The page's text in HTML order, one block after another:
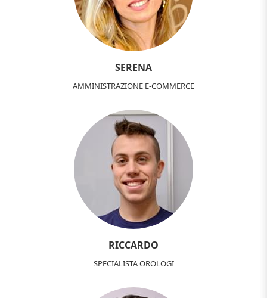
SERENA
AMMINISTRAZIONE E-COMMERCE
RICCARDO
SPECIALISTA OROLOGI